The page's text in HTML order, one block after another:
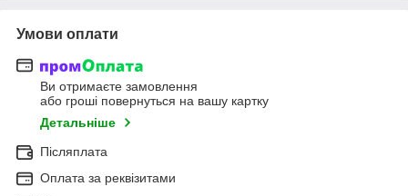
Умови оплати
Ви отримаєте замовлення
або гроші повернуться на вашу картку
Детальніше
Післяплата
Оплата за реквізитами